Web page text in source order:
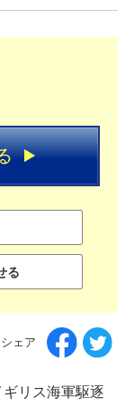
る
シェア
リス海軍駆逐